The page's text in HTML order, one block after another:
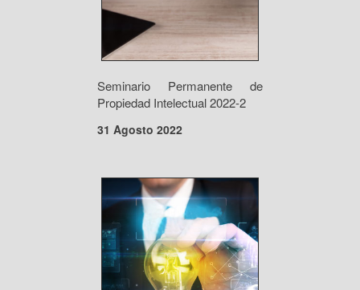
Seminario Permanente de
Propiedad Intelectual 2022-2
31 Agosto 2022